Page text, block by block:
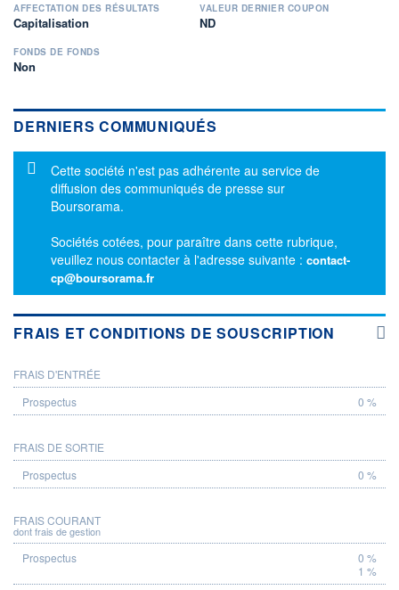
AFFECTATION DES RÉSULTATS
Capitalisation
VALEUR DERNIER COUPON
ND
FONDS DE FONDS
Non
DERNIERS COMMUNIQUÉS
Message d'information
Cette société n'est pas adhérente au service de
diffusion des communiqués de presse sur
Boursorama.
Sociétés cotées, pour paraître dans cette rubrique,
veuillez nous contacter à l'adresse suivante : contact-
cp@boursorama.fr
FRAIS ET CONDITIONS DE SOUSCRIPTION
PROSPECTUS
FRAIS D'ENTRÉE
0 %
FRAIS DE SORTIE
0 %
FRAIS COURANT
dont frais de gestion
0 %
1 %